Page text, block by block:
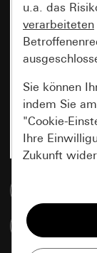
u.a. das
verarbeiteten
Sie können
indem Sie
"Cookie-
Ihre
Zukunft
Alle
Seite